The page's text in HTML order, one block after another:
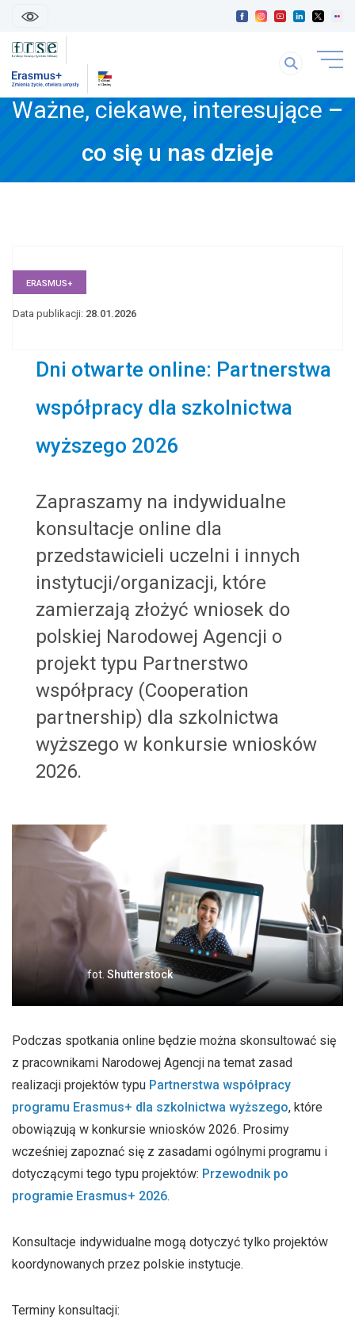
uwaga
otwiera
się
nowej
karice
Szukaj
stronie
Ważne, ciekawe, interesujące –
co się u nas dzieje
ERASMUS+
Data publikacji: 28.01.2026
Dni otwarte online: Partnerstwa
współpracy dla szkolnictwa
wyższego 2026
Zapraszamy na indywidualne
konsultacje online dla
przedstawicieli uczelni i innych
instytucji/organizacji, które
zamierzają złożyć wniosek do
polskiej Narodowej Agencji o
projekt typu Partnerstwo
współpracy (Cooperation
partnership) dla szkolnictwa
wyższego w konkursie wniosków
2026.
fot. Shutterstock
Podczas spotkania online będzie można skonsultować się
z pracownikami Narodowej Agencji na temat zasad
realizacji projektów typu Partnerstwa współpracy
programu Erasmus+ dla szkolnictwa wyższego, które
obowiązują w konkursie wniosków 2026. Prosimy
wcześniej zapoznać się z zasadami ogólnymi programu i
dotyczącymi tego typu projektów: Przewodnik po
programie Erasmus+ 2026.
Konsultacje indywidualne mogą dotyczyć tylko projektów
koordynowanych przez polskie instytucje.
Terminy konsultacji: